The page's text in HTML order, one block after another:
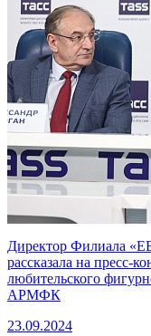
Директор Филиала
рассказала на пресс-
любительского
АРМФК
23.09.2024